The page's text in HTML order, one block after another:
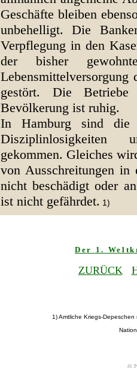
Geschäfte bleiben
unbehelligt. Die
Verpflegung in den
der bisher
gestört. Die
Bevölkerung ist ruhig.
In Hamburg sind die
Disziplinlosigkeiten
gekommen. Gleiches
von Ausschreitungen in
nicht beschädigt oder
ist nicht gefährdet. 1)
Der 1.
ZURÜCK
1) Amtliche Kriegs-